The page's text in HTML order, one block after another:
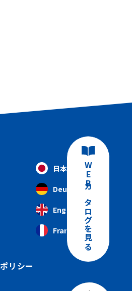
リシー
日本語
Deutsch
English
Français WEBカタログを見る